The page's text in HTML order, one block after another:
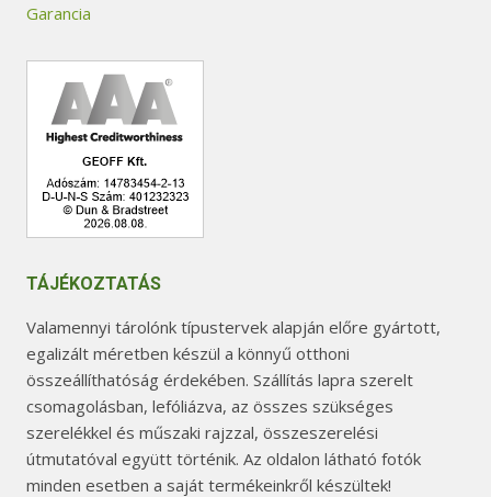
Garancia
TÁJÉKOZTATÁS
Valamennyi tárolónk típustervek alapján előre gyártott,
egalizált méretben készül a könnyű otthoni
összeállíthatóság érdekében. Szállítás lapra szerelt
csomagolásban, lefóliázva, az összes szükséges
szerelékkel és műszaki rajzzal, összeszerelési
útmutatóval együtt történik. Az oldalon látható fotók
minden esetben a saját termékeinkről készültek!